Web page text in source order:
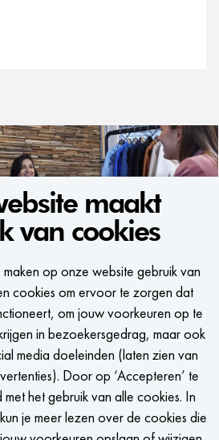
maakt
van cookies
op onze website gebruik van
cookies om ervoor te zorgen dat
om jouw voorkeuren op te
in bezoekersgedrag, maar ook
media doeleinden (laten zien van
Door op ‘Accepteren’ te
het gebruik van alle cookies. In
je meer lezen over de cookies die
LIKE
TOUCH
er een passende vacature is?
IN